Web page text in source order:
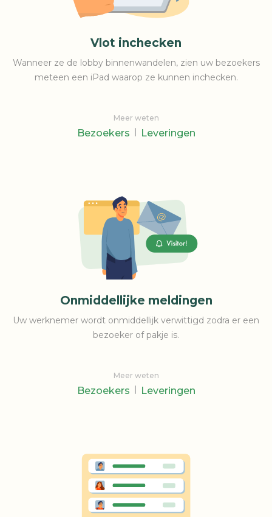
Vlot inchecken
Wanneer ze de lobby binnenwandelen, zien uw bezoekers
meteen een iPad waarop ze kunnen inchecken.
Meer weten
Bezoekers Leveringen
Onmiddellijke meldingen
Uw werknemer wordt onmiddellijk verwittigd zodra er een
bezoeker of pakje is.
Meer weten
Bezoekers Leveringen